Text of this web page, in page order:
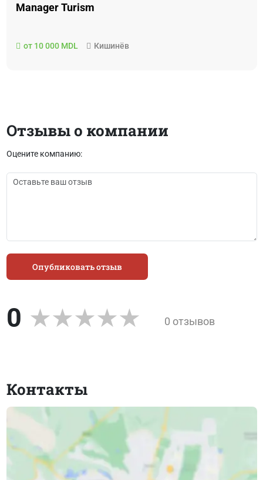
Manager Turism
от 10 000 MDL Кишинёв
Отзывы о компании
Оцените компанию:
Опубликовать отзыв
0 0 отзывов
Контакты